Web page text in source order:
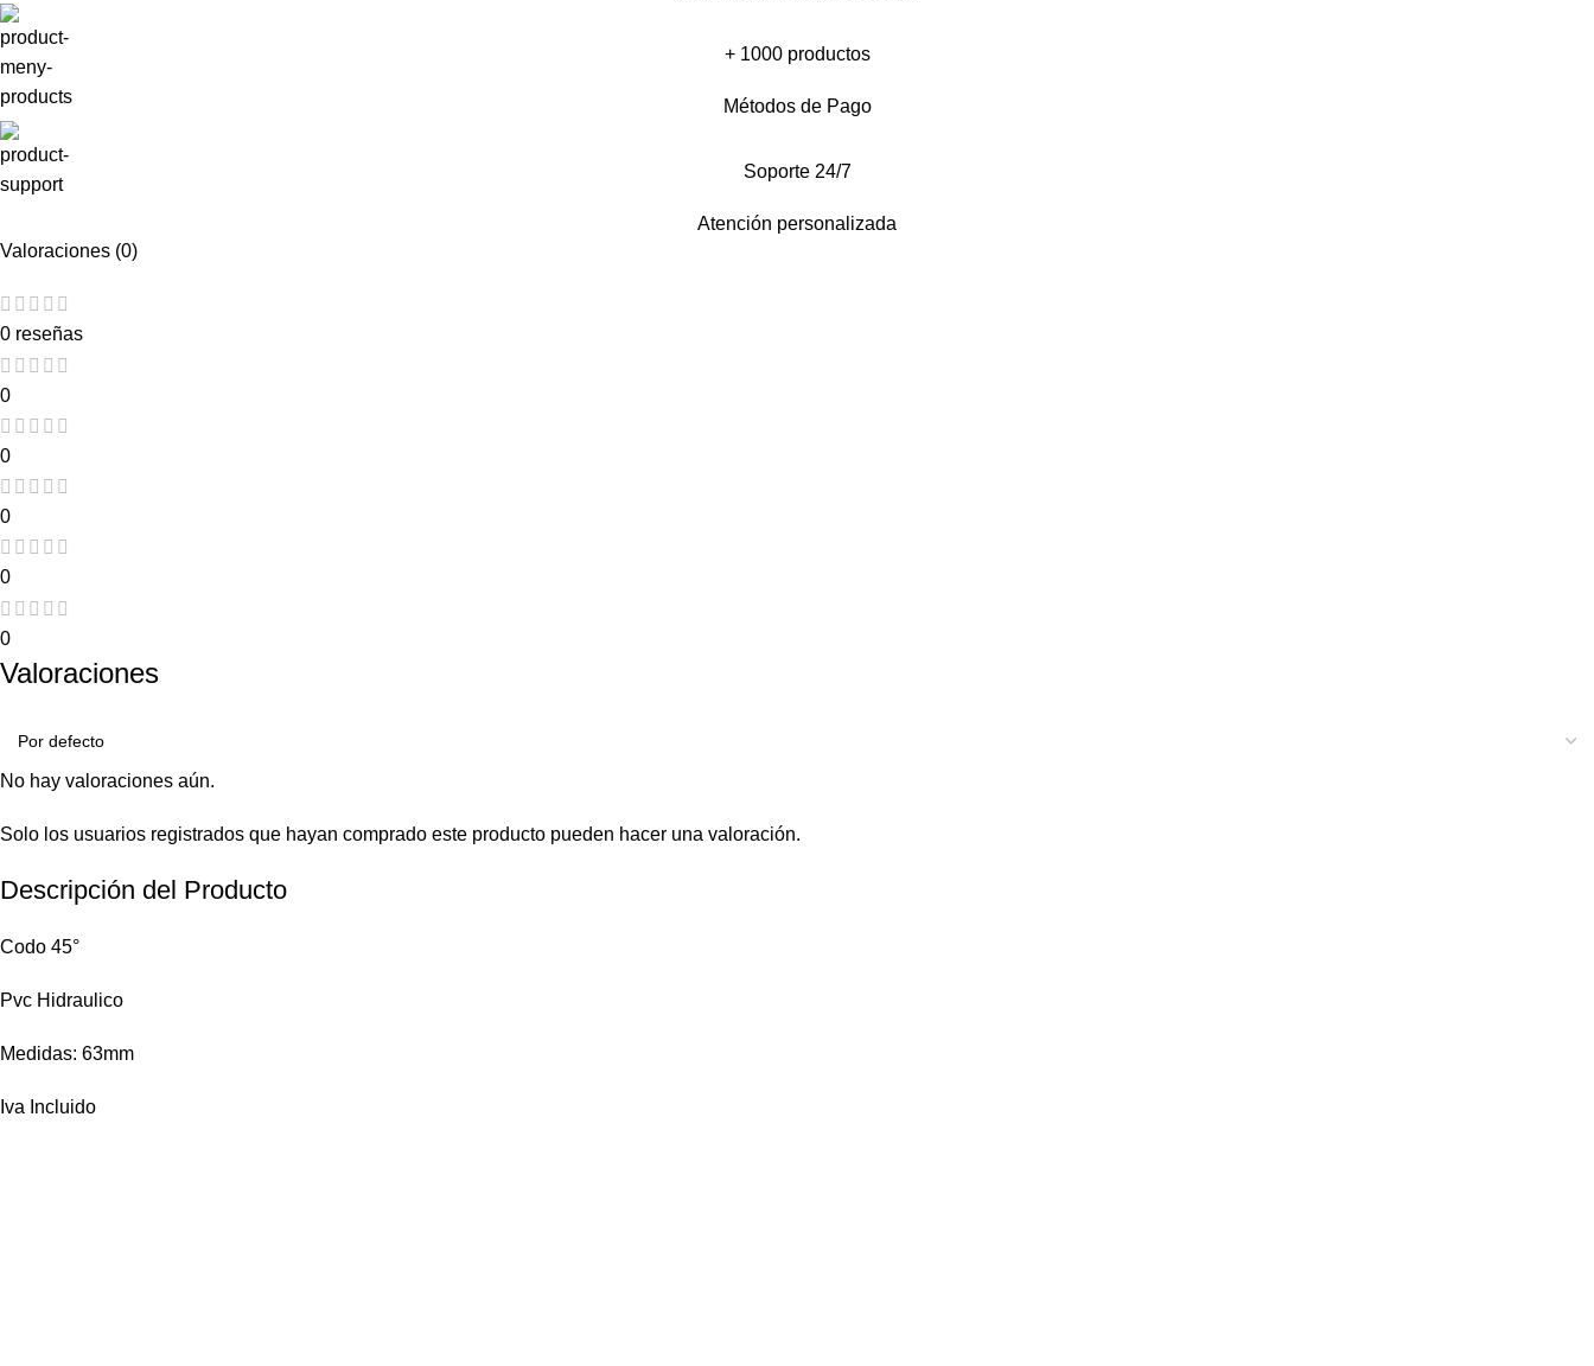
+ 1000 productos
Métodos de Pago
Soporte 24/7
Atención personalizada
Valoraciones (0)
0 reseñas
0
0
0
0
0
Valoraciones
No hay valoraciones aún.
Solo los usuarios registrados que hayan comprado este producto pueden hacer una valoración.
Descripción del Producto
Codo 45°
Pvc Hidraulico
Medidas: 63mm
Iva Incluido